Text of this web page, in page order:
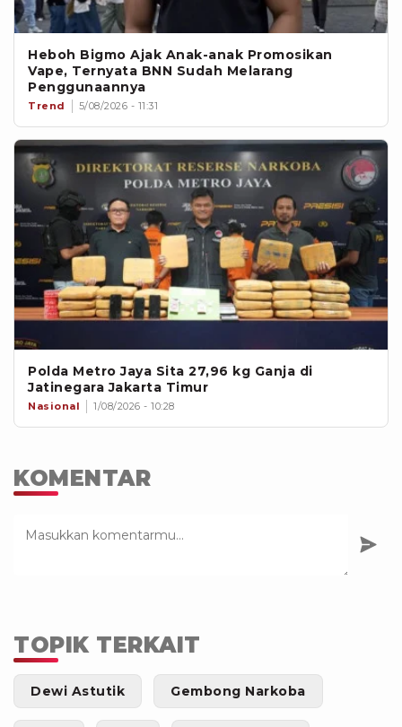
Heboh Bigmo Ajak Anak-anak Promosikan
Vape, Ternyata BNN Sudah Melarang
Penggunaannya
Trend 5/08/2026 - 11:31
Polda Metro Jaya Sita 27,96 kg Ganja di
Jatinegara Jakarta Timur
Nasional 1/08/2026 - 10:28
KOMENTAR
TOPIK TERKAIT
Dewi Astutik Gembong Narkoba